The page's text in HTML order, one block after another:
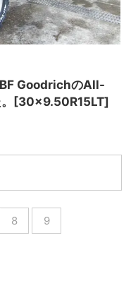
BF GoodrichのAll-
[30×9.50R15LT]
8 9